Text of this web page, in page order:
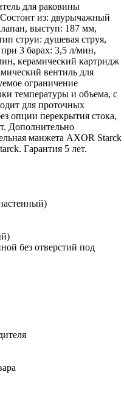
для раковины
из: двурычажный
выступ: 187 мм,
струи: душевая струя,
3 барах: 3,5 л/мин,
керамический картридж
вентиль для
ограничение
температуры и объема, с
для проточных
опции перекрытия стока,
Дополнительно
манжета AXOR Starck
Гарантия 5 лет.
без отверстий под